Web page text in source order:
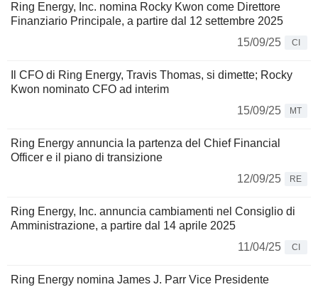
Ring Energy, Inc. nomina Rocky Kwon come Direttore
Finanziario Principale, a partire dal 12 settembre 2025
15/09/25
CI
Il CFO di Ring Energy, Travis Thomas, si dimette; Rocky
Kwon nominato CFO ad interim
15/09/25
MT
Ring Energy annuncia la partenza del Chief Financial
Officer e il piano di transizione
12/09/25
RE
Ring Energy, Inc. annuncia cambiamenti nel Consiglio di
Amministrazione, a partire dal 14 aprile 2025
11/04/25
CI
Ring Energy nomina James J. Parr Vice Presidente